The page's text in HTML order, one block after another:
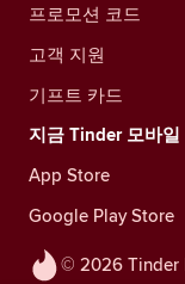
© 2026 Tinder
프로모션 코드
고객 지원
기프트 카드
지금 Tinder 모바
App Store
Google Play Store